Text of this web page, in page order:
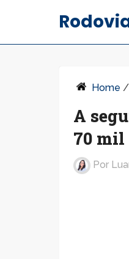
Home /
A
70 mil
Por